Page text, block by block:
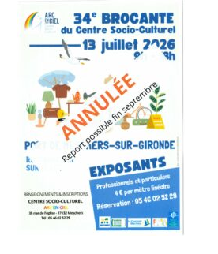
LE CONSEIL D’ADMINISTRATION
LES SALARIÉS
OÙ NOUS TROUVER
BOURSE
FAMILLE
SOLIDARITÉ
CULTURE ET VIE LOCALE
BIEN-ÊTRE VIEILLIR BIEN